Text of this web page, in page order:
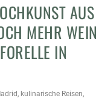
AUS
MEHR WEIN
IN
, kulinarische Reisen,